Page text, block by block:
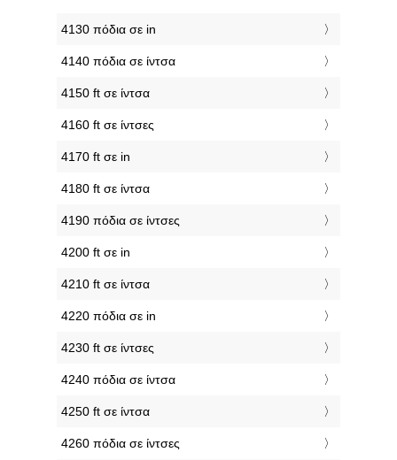
4130 πόδια σε in
4140 πόδια σε ίντσα
4150 ft σε ίντσα
4160 ft σε ίντσες
4170 ft σε in
4180 ft σε ίντσα
4190 πόδια σε ίντσες
4200 ft σε in
4210 ft σε ίντσα
4220 πόδια σε in
4230 ft σε ίντσες
4240 πόδια σε ίντσα
4250 ft σε ίντσα
4260 πόδια σε ίντσες